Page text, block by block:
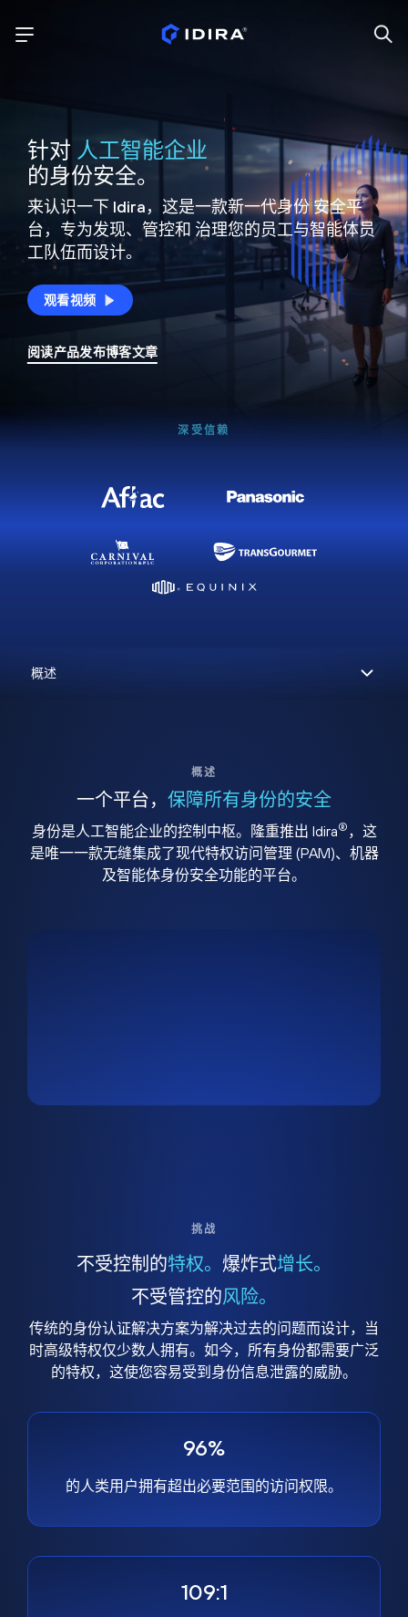
针对 人工智能企业
的身份安全。
来认识一下 Idira，这是一款新一代身份安全平
台，专为发现、管控和 治理您的员工与智能体员
工队伍而设计。
观看视频
阅读产品发布博客文章
深受信赖
概述
一个平台， 保障所有身份的安全
身份是人工智能企业的控制中枢。隆重推出 Idira® ，这
是唯一一款无缝集成了现代特权访问管理 (PAM)、机器
及智能体身份安全功能的平台。
挑战
不受控制的特权。 爆炸式增长。
不受管控的风险。
传统的身份认证解决方案为解决过去的问题而设计，当
时高级特权仅少数人拥有。如今，所有身份都需要广泛
的特权，这使您容易受到身份信息泄露的威胁。
96%
的人类用户拥有超出必要范围的访问权限。
109:1